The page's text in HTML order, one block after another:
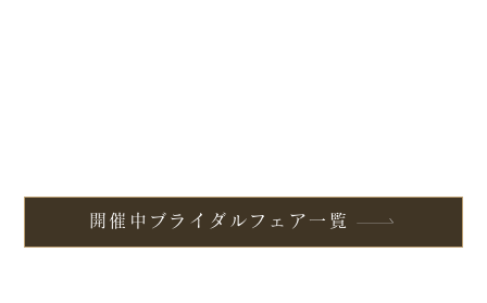
開催中ブライダルフェア一覧